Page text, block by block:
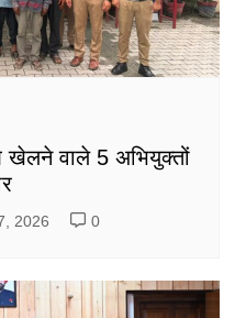
खेलने वाले 5 अभियुक्तों
2026 0